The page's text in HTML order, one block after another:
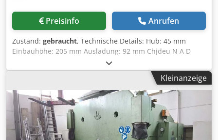
Preisinfo Anrufen
Zustand: gebraucht, Technische Details: Hub: 45 mm
Einbauhöhe: 205 mm Ausladung: 92 mm Chjdeu N A D
Aepfx Afiea Ausdruckkraft: ca. 2 kN Tischgröße: 120 x 160
mm Abstand Tisch / Stößel: max. 205 mm Abmessungen L
x B x H: 0,24 x 0,17 x 0,8 m Gesamtgewicht ca.: 23 kg Es
handelt sich hierbei um ein Tischgerät. Stößel durch lösen
der Imbusschrauben in Höhe 140mm mit Handkurbel
verstellbar. Stößelaufnahme Ø 10mm mit Rückholfeder
Fuß mit 2x Spannloch Ø 12mm *
Kleinanzeige